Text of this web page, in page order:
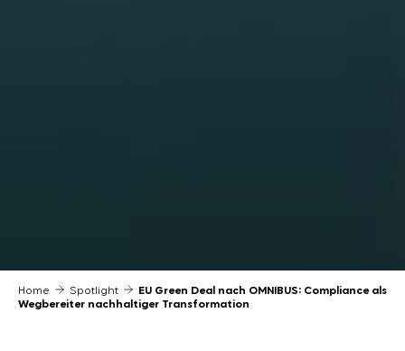
Home Spotlight
EU Green Deal nach OMNIBUS: Compliance als
Wegbereiter nachhaltiger Transformation